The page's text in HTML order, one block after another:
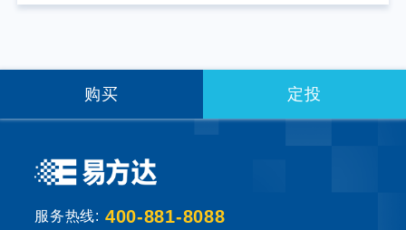
提供固定收益预期的金融工具，当您购买基金
险承受能力和基金的风险等级进行划分，并提
金风险特征的表述与基金销售机构对基金的风
购买 定投
服务热线: 400-881-8088